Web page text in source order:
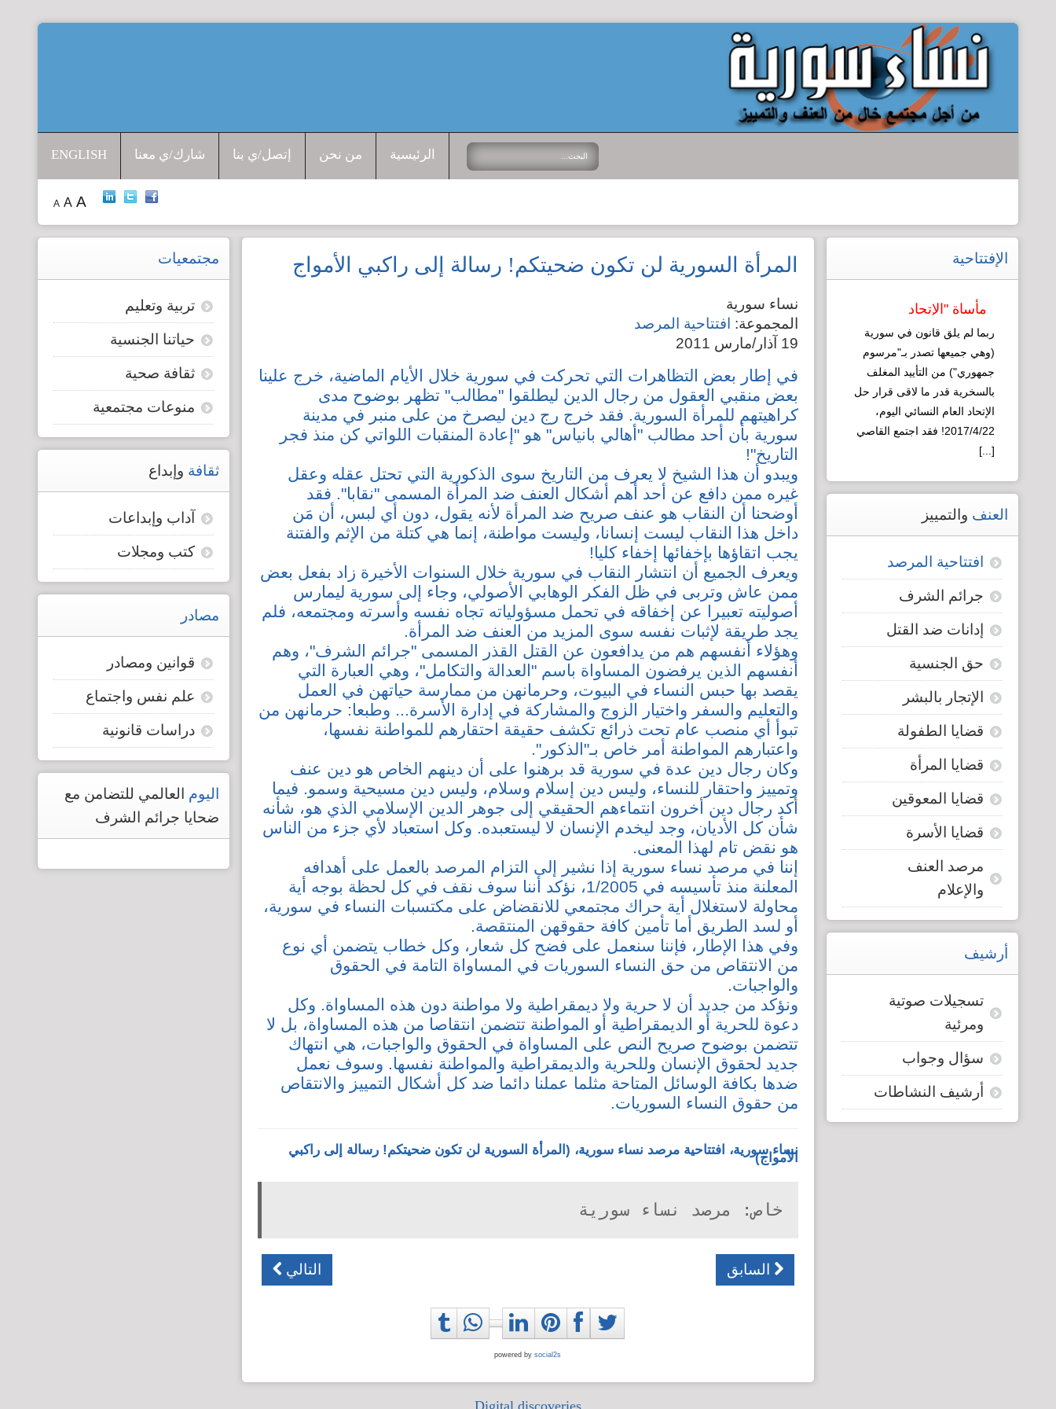
قضايا الأسرة
ENGLISH شارك/ي معنا إتصل/ي بنا من نحن الرئيسية
A A A
المرأة السورية لن تكون ضحيتكم! رسالة إلى راكبي الأمواج
نساء سورية
المجموعة: افتتاحية المرصد
19 آذار/مارس 2011
في إطار بعض التظاهرات التي تحركت في سورية خلال الأيام الماضية، خرج علينا
بعض منقبي العقول من رجال الدين ليطلقوا "مطالب" تظهر بوضوح مدى
كراهيتهم للمرأة السورية. فقد خرج رج دين ليصرخ من على منبر في مدينة
سورية بأن أحد مطالب "أهالي بانياس" هو "إعادة المنقبات اللواتي كن منذ فجر
التاريخ"!
ويبدو أن هذا الشيخ لا يعرف من التاريخ سوى الذكورية التي تحتل عقله وعقل
غيره ممن دافع عن أحد أهم أشكال العنف ضد المرأة المسمى "نقابا". فقد
أوضحنا أن النقاب هو عنف صريح ضد المرأة لأنه يقول، دون أي لبس، أن مَن
داخل هذا النقاب ليست إنسانا، وليست مواطنة، إنما هي كتلة من الإثم والفتنة
يجب اتقاؤها بإخفائها إخفاء كليا!
ويعرف الجميع أن انتشار النقاب في سورية خلال السنوات الأخيرة زاد بفعل بعض
ممن عاش وتربى في ظل الفكر الوهابي الأصولي، وجاء إلى سورية ليمارس
أصوليته تعبيرا عن إخفاقه في تحمل مسؤولياته تجاه نفسه وأسرته ومجتمعه، فلم
يجد طريقة لإثبات نفسه سوى المزيد من العنف ضد المرأة.
وهؤلاء أنفسهم هم من يدافعون عن القتل القذر المسمى "جرائم الشرف"، وهم
أنفسهم الذين يرفضون المساواة باسم "العدالة والتكامل"، وهي العبارة التي
يقصد بها حبس النساء في البيوت، وحرمانهن من ممارسة حياتهن في العمل
والتعليم والسفر واختيار الزوج والمشاركة في إدارة الأسرة... وطبعا: حرمانهن من
تبوأ أي منصب عام تحت ذرائع تكشف حقيقة احتقارهم للمواطنة نفسها،
واعتبارهم المواطنة أمر خاص بـ"الذكور".
وكان رجال دين عدة في سورية قد برهنوا على أن دينهم الخاص هو دين عنف
وتمييز واحتقار للنساء، وليس دين إسلام وسلام، وليس دين مسيحية وسمو. فيما
أكد رجال دين أخرون انتماءهم الحقيقي إلى جوهر الدين الإسلامي الذي هو، شأنه
شأن كل الأديان، وجد ليخدم الإنسان لا ليستعبده. وكل استعباد لأي جزء من الناس
هو نقض تام لهذا المعنى.
إننا في مرصد نساء سورية إذا نشير إلى التزام المرصد بالعمل على أهدافه
المعلنة منذ تأسيسه في 1/2005، نؤكد أننا سوف نقف في كل لحظة بوجه أية
محاولة لاستغلال أية حراك مجتمعي للانقضاض على مكتسبات النساء في سورية،
أو لسد الطريق أما تأمين كافة حقوقهن المنتقصة.
وفي هذا الإطار، فإننا سنعمل على فضح كل شعار، وكل خطاب يتضمن أي نوع
من الانتقاص من حق النساء السوريات في المساواة التامة في الحقوق
والواجبات.
ونؤكد من جديد أن لا حرية ولا ديمقراطية ولا مواطنة دون هذه المساواة. وكل
دعوة للحرية أو الديمقراطية أو المواطنة تتضمن انتقاصا من هذه المساواة، بل لا
تتضمن بوضوح صريح النص على المساواة في الحقوق والواجبات، هي انتهاك
جديد لحقوق الإنسان وللحرية والديمقراطية والمواطنة نفسها. وسوف نعمل
ضدها بكافة الوسائل المتاحة مثلما عملنا دائما ضد كل أشكال التمييز والانتقاص
من حقوق النساء السوريات.
نساء سورية، افتتاحية مرصد نساء سورية، (المرأة السورية لن تكون ضحيتكم! رسالة إلى راكبي
الأمواج)
خاص: مرصد نساء سورية
السابق التالي
powered bysocial2s
مجتمعيات
تربية وتعليم
حياتنا الجنسية
ثقافة صحية
منوعات مجتمعية
ثقافة وإبداع
آداب وإبداعات
كتب ومجلات
مصادر
قوانين ومصادر
علم نفس واجتماع
دراسات قانونية
اليوم
العالمي للتضامن مع
ضحايا جرائم الشرف
الإفتتاحية
مأساة "الإتحاد
النسائي": نموذج
العقلية السورية
لـ"التطوير"!
ربما لم يلق قانون في سورية
(وهي جميعها تصدر بـ"مرسوم
جمهوري") من التأييد المغلف
بالسخرية قدر ما لاقى قرار حل
الإتحاد العام النسائي اليوم،
2017/4/22! فقد اجتمع القاصي
[...]
Read more...
العنف والتمييز
افتتاحية المرصد
جرائم الشرف
إدانات ضد القتل
حق الجنسية
الإتجار بالبشر
قضايا الطفولة
قضايا المرأة
قضايا المعوقين
قضايا الأسرة
مرصد العنف
والإعلام
أرشيف
تسجيلات صوتية
ومرئية
سؤال وجواب
أرشيف النشاطات